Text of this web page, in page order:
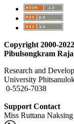
Copyright 2000-
Pibulsongkram
Research and
University
0-5526-7038
Support Contact
Miss Ruttana Naksing